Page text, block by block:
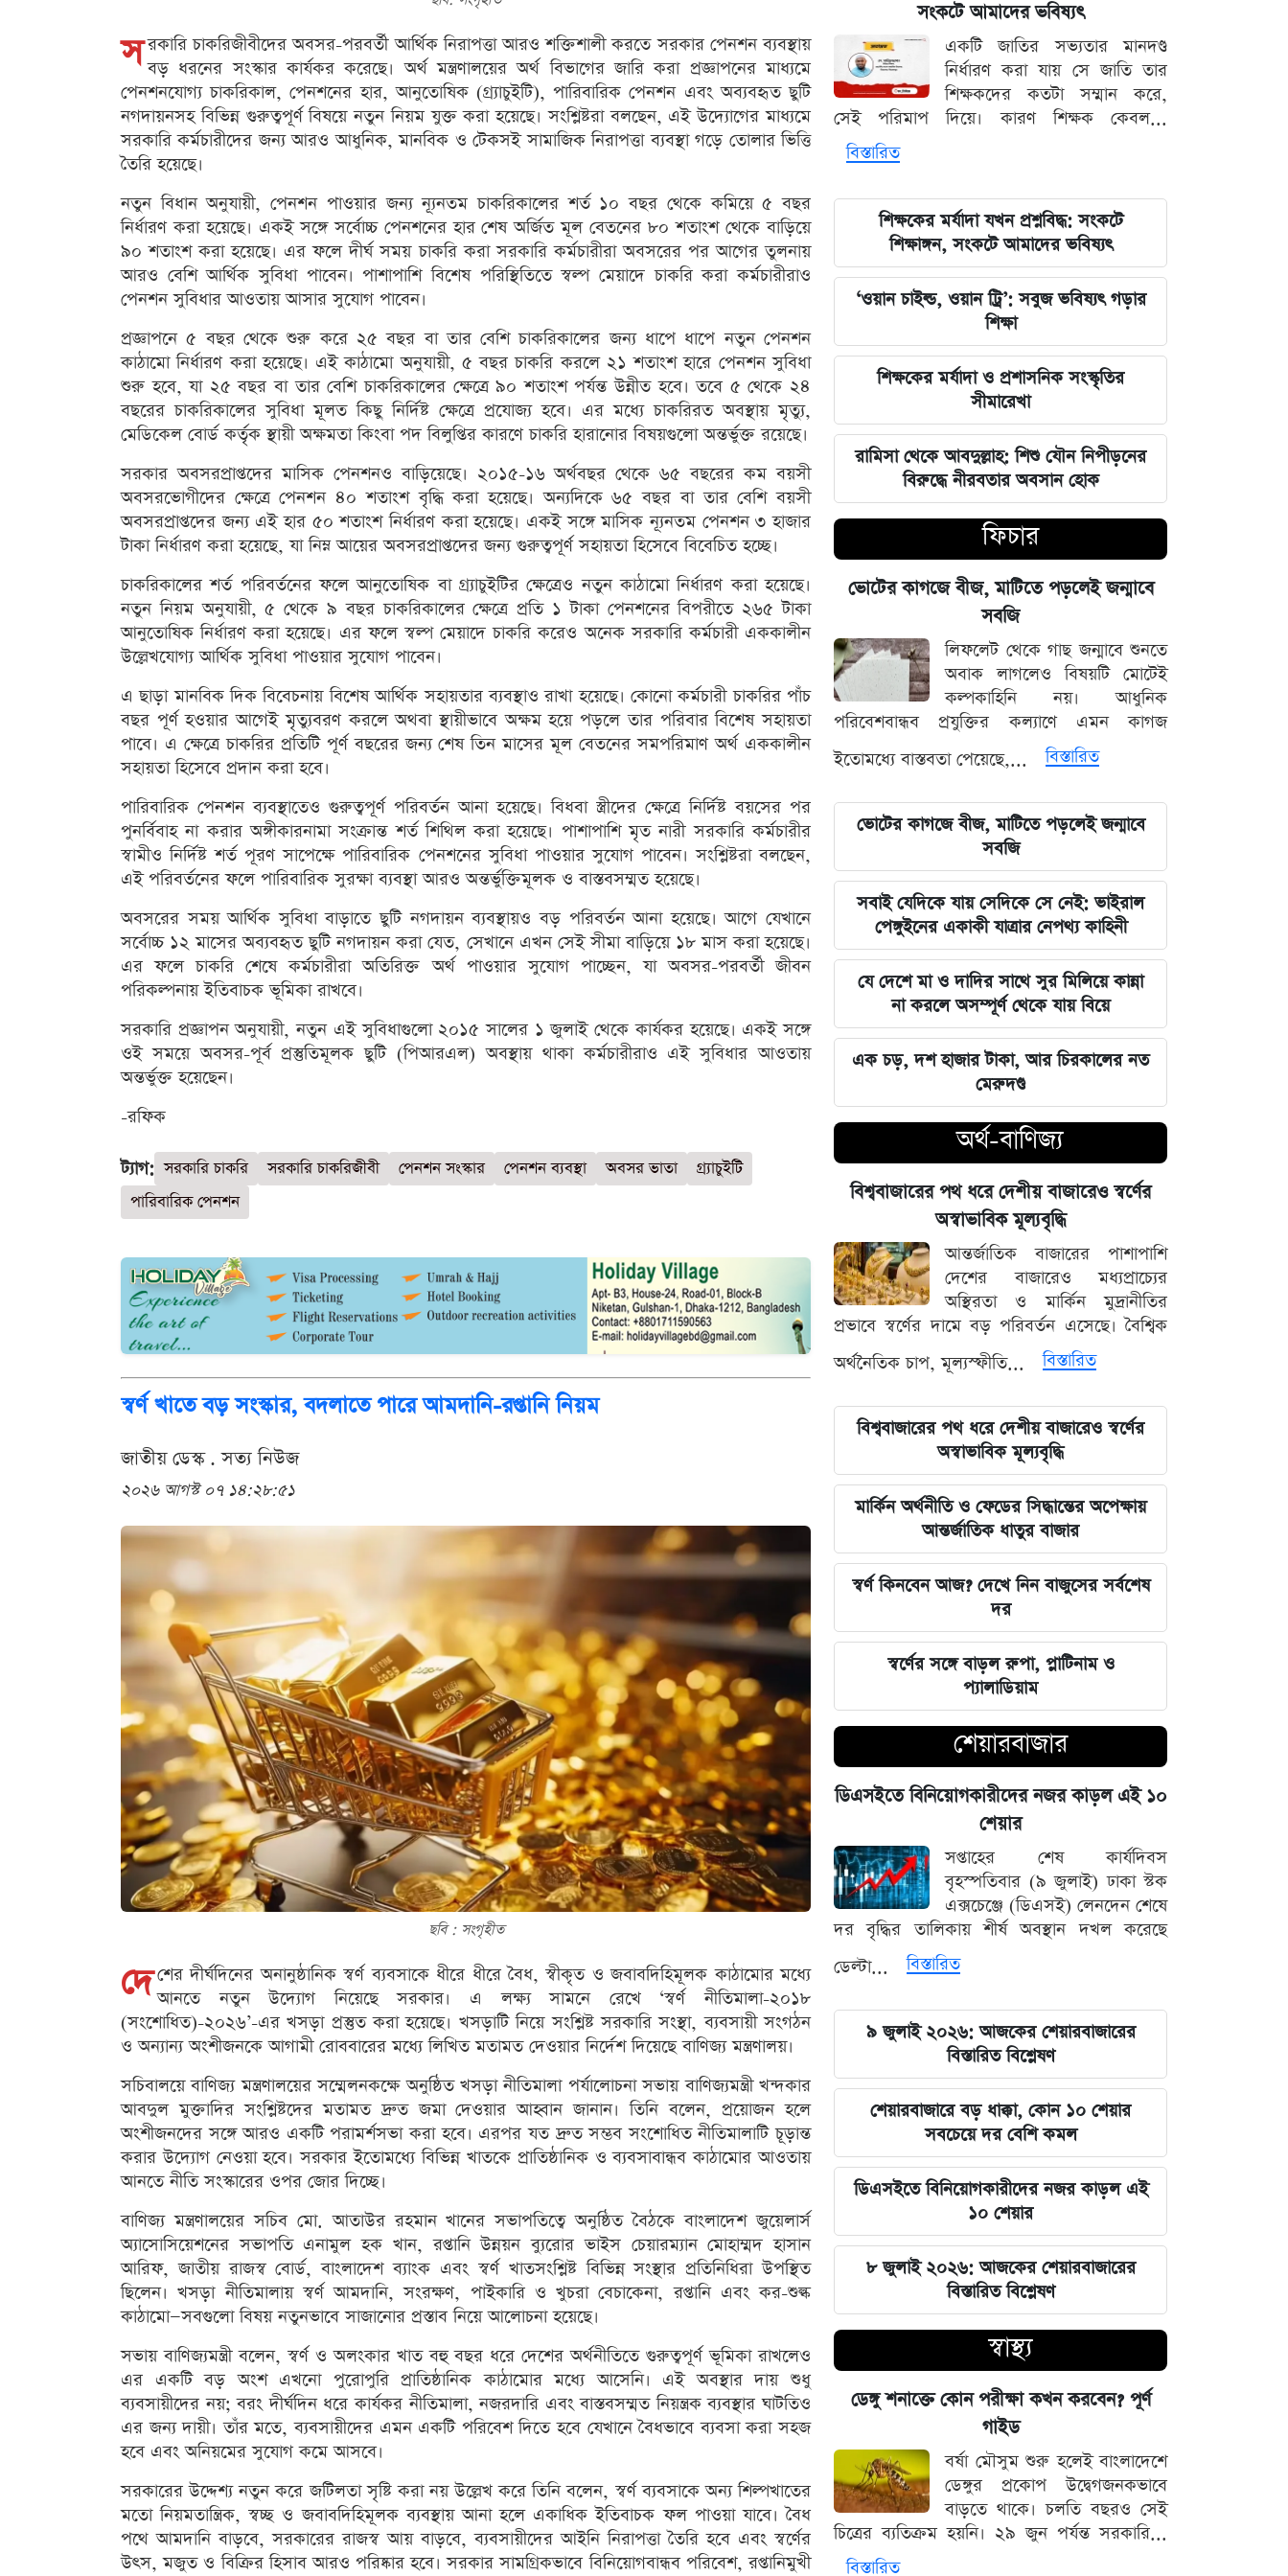
স রকারি চাকরিজীবীদের অবসর-পরবর্তী আর্থিক নিরাপত্তা আরও শক্তিশালী করতে সরকার পেনশন ব্যবস্থায়
বড় ধরনের সংস্কার কার্যকর করেছে। অর্থ মন্ত্রণালয়ের অর্থ বিভাগের জারি করা প্রজ্ঞাপনের মাধ্যমে
পেনশনযোগ্য চাকরিকাল, পেনশনের হার, আনুতোষিক (গ্র্যাচুইটি), পারিবারিক পেনশন এবং অব্যবহৃত ছুটি
নগদায়নসহ বিভিন্ন গুরুত্বপূর্ণ বিষয়ে নতুন নিয়ম যুক্ত করা হয়েছে। সংশ্লিষ্টরা বলছেন, এই উদ্যোগের মাধ্যমে
সরকারি কর্মচারীদের জন্য আরও আধুনিক, মানবিক ও টেকসই সামাজিক নিরাপত্তা ব্যবস্থা গড়ে তোলার ভিত্তি
তৈরি হয়েছে।
নতুন বিধান অনুযায়ী, পেনশন পাওয়ার জন্য ন্যূনতম চাকরিকালের শর্ত ১০ বছর থেকে কমিয়ে ৫ বছর
নির্ধারণ করা হয়েছে। একই সঙ্গে সর্বোচ্চ পেনশনের হার শেষ অর্জিত মূল বেতনের ৮০ শতাংশ থেকে বাড়িয়ে
৯০ শতাংশ করা হয়েছে। এর ফলে দীর্ঘ সময় চাকরি করা সরকারি কর্মচারীরা অবসরের পর আগের তুলনায়
আরও বেশি আর্থিক সুবিধা পাবেন। পাশাপাশি বিশেষ পরিস্থিতিতে স্বল্প মেয়াদে চাকরি করা কর্মচারীরাও
পেনশন সুবিধার আওতায় আসার সুযোগ পাবেন।
প্রজ্ঞাপনে ৫ বছর থেকে শুরু করে ২৫ বছর বা তার বেশি চাকরিকালের জন্য ধাপে ধাপে নতুন পেনশন
কাঠামো নির্ধারণ করা হয়েছে। এই কাঠামো অনুযায়ী, ৫ বছর চাকরি করলে ২১ শতাংশ হারে পেনশন সুবিধা
শুরু হবে, যা ২৫ বছর বা তার বেশি চাকরিকালের ক্ষেত্রে ৯০ শতাংশ পর্যন্ত উন্নীত হবে। তবে ৫ থেকে ২৪
বছরের চাকরিকালের সুবিধা মূলত কিছু নির্দিষ্ট ক্ষেত্রে প্রযোজ্য হবে। এর মধ্যে চাকরিরত অবস্থায় মৃত্যু,
মেডিকেল বোর্ড কর্তৃক স্থায়ী অক্ষমতা কিংবা পদ বিলুপ্তির কারণে চাকরি হারানোর বিষয়গুলো অন্তর্ভুক্ত রয়েছে।
সরকার অবসরপ্রাপ্তদের মাসিক পেনশনও বাড়িয়েছে। ২০১৫-১৬ অর্থবছর থেকে ৬৫ বছরের কম বয়সী
অবসরভোগীদের ক্ষেত্রে পেনশন ৪০ শতাংশ বৃদ্ধি করা হয়েছে। অন্যদিকে ৬৫ বছর বা তার বেশি বয়সী
অবসরপ্রাপ্তদের জন্য এই হার ৫০ শতাংশ নির্ধারণ করা হয়েছে। একই সঙ্গে মাসিক ন্যূনতম পেনশন ৩ হাজার
টাকা নির্ধারণ করা হয়েছে, যা নিম্ন আয়ের অবসরপ্রাপ্তদের জন্য গুরুত্বপূর্ণ সহায়তা হিসেবে বিবেচিত হচ্ছে।
চাকরিকালের শর্ত পরিবর্তনের ফলে আনুতোষিক বা গ্র্যাচুইটির ক্ষেত্রেও নতুন কাঠামো নির্ধারণ করা হয়েছে।
নতুন নিয়ম অনুযায়ী, ৫ থেকে ৯ বছর চাকরিকালের ক্ষেত্রে প্রতি ১ টাকা পেনশনের বিপরীতে ২৬৫ টাকা
আনুতোষিক নির্ধারণ করা হয়েছে। এর ফলে স্বল্প মেয়াদে চাকরি করেও অনেক সরকারি কর্মচারী এককালীন
উল্লেখযোগ্য আর্থিক সুবিধা পাওয়ার সুযোগ পাবেন।
এ ছাড়া মানবিক দিক বিবেচনায় বিশেষ আর্থিক সহায়তার ব্যবস্থাও রাখা হয়েছে। কোনো কর্মচারী চাকরির পাঁচ
বছর পূর্ণ হওয়ার আগেই মৃত্যুবরণ করলে অথবা স্থায়ীভাবে অক্ষম হয়ে পড়লে তার পরিবার বিশেষ সহায়তা
পাবে। এ ক্ষেত্রে চাকরির প্রতিটি পূর্ণ বছরের জন্য শেষ তিন মাসের মূল বেতনের সমপরিমাণ অর্থ এককালীন
সহায়তা হিসেবে প্রদান করা হবে।
পারিবারিক পেনশন ব্যবস্থাতেও গুরুত্বপূর্ণ পরিবর্তন আনা হয়েছে। বিধবা স্ত্রীদের ক্ষেত্রে নির্দিষ্ট বয়সের পর
পুনর্বিবাহ না করার অঙ্গীকারনামা সংক্রান্ত শর্ত শিথিল করা হয়েছে। পাশাপাশি মৃত নারী সরকারি কর্মচারীর
স্বামীও নির্দিষ্ট শর্ত পূরণ সাপেক্ষে পারিবারিক পেনশনের সুবিধা পাওয়ার সুযোগ পাবেন। সংশ্লিষ্টরা বলছেন,
এই পরিবর্তনের ফলে পারিবারিক সুরক্ষা ব্যবস্থা আরও অন্তর্ভুক্তিমূলক ও বাস্তবসম্মত হয়েছে।
অবসরের সময় আর্থিক সুবিধা বাড়াতে ছুটি নগদায়ন ব্যবস্থায়ও বড় পরিবর্তন আনা হয়েছে। আগে যেখানে
সর্বোচ্চ ১২ মাসের অব্যবহৃত ছুটি নগদায়ন করা যেত, সেখানে এখন সেই সীমা বাড়িয়ে ১৮ মাস করা হয়েছে।
এর ফলে চাকরি শেষে কর্মচারীরা অতিরিক্ত অর্থ পাওয়ার সুযোগ পাচ্ছেন, যা অবসর-পরবর্তী জীবন
পরিকল্পনায় ইতিবাচক ভূমিকা রাখবে।
সরকারি প্রজ্ঞাপন অনুযায়ী, নতুন এই সুবিধাগুলো ২০১৫ সালের ১ জুলাই থেকে কার্যকর হয়েছে। একই সঙ্গে
ওই সময়ে অবসর-পূর্ব প্রস্তুতিমূলক ছুটি (পিআরএল) অবস্থায় থাকা কর্মচারীরাও এই সুবিধার আওতায়
অন্তর্ভুক্ত হয়েছেন।
-রফিক
ট্যাগ: সরকারি চাকরি সরকারি চাকরিজীবী পেনশন সংস্কার পেনশন ব্যবস্থা অবসর ভাতা
গ্র্যাচুইটি
পারিবারিক পেনশন
স্বর্ণ খাতে বড় সংস্কার, বদলাতে পারে আমদানি-রপ্তানি নিয়ম
জাতীয় ডেস্ক . সত্য নিউজ
২০২৬ আগস্ট ০৭ ১৪:২৮:৫১
ছবি : সংগৃহীত
দে শের দীর্ঘদিনের অনানুষ্ঠানিক স্বর্ণ ব্যবসাকে ধীরে ধীরে বৈধ, স্বীকৃত ও জবাবদিহিমূলক কাঠামোর মধ্যে
আনতে নতুন উদ্যোগ নিয়েছে সরকার। এ লক্ষ্য সামনে রেখে ‘স্বর্ণ নীতিমালা-২০১৮
(সংশোধিত)-২০২৬’-এর খসড়া প্রস্তুত করা হয়েছে। খসড়াটি নিয়ে সংশ্লিষ্ট সরকারি সংস্থা, ব্যবসায়ী সংগঠন
ও অন্যান্য অংশীজনকে আগামী রোববারের মধ্যে লিখিত মতামত দেওয়ার নির্দেশ দিয়েছে বাণিজ্য মন্ত্রণালয়।
সচিবালয়ে বাণিজ্য মন্ত্রণালয়ের সম্মেলনকক্ষে অনুষ্ঠিত খসড়া নীতিমালা পর্যালোচনা সভায় বাণিজ্যমন্ত্রী খন্দকার
আবদুল মুক্তাদির সংশ্লিষ্টদের মতামত দ্রুত জমা দেওয়ার আহ্বান জানান। তিনি বলেন, প্রয়োজন হলে
অংশীজনদের সঙ্গে আরও একটি পরামর্শসভা করা হবে। এরপর যত দ্রুত সম্ভব সংশোধিত নীতিমালাটি চূড়ান্ত
করার উদ্যোগ নেওয়া হবে। সরকার ইতোমধ্যে বিভিন্ন খাতকে প্রাতিষ্ঠানিক ও ব্যবসাবান্ধব কাঠামোর আওতায়
আনতে নীতি সংস্কারের ওপর জোর দিচ্ছে।
বাণিজ্য মন্ত্রণালয়ের সচিব মো. আতাউর রহমান খানের সভাপতিত্বে অনুষ্ঠিত বৈঠকে বাংলাদেশ জুয়েলার্স
অ্যাসোসিয়েশনের সভাপতি এনামুল হক খান, রপ্তানি উন্নয়ন ব্যুরোর ভাইস চেয়ারম্যান মোহাম্মদ হাসান
আরিফ, জাতীয় রাজস্ব বোর্ড, বাংলাদেশ ব্যাংক এবং স্বর্ণ খাতসংশ্লিষ্ট বিভিন্ন সংস্থার প্রতিনিধিরা উপস্থিত
ছিলেন। খসড়া নীতিমালায় স্বর্ণ আমদানি, সংরক্ষণ, পাইকারি ও খুচরা বেচাকেনা, রপ্তানি এবং কর-শুল্ক
কাঠামো—সবগুলো বিষয় নতুনভাবে সাজানোর প্রস্তাব নিয়ে আলোচনা হয়েছে।
সভায় বাণিজ্যমন্ত্রী বলেন, স্বর্ণ ও অলংকার খাত বহু বছর ধরে দেশের অর্থনীতিতে গুরুত্বপূর্ণ ভূমিকা রাখলেও
এর একটি বড় অংশ এখনো পুরোপুরি প্রাতিষ্ঠানিক কাঠামোর মধ্যে আসেনি। এই অবস্থার দায় শুধু
ব্যবসায়ীদের নয়; বরং দীর্ঘদিন ধরে কার্যকর নীতিমালা, নজরদারি এবং বাস্তবসম্মত নিয়ন্ত্রক ব্যবস্থার ঘাটতিও
এর জন্য দায়ী। তাঁর মতে, ব্যবসায়ীদের এমন একটি পরিবেশ দিতে হবে যেখানে বৈধভাবে ব্যবসা করা সহজ
হবে এবং অনিয়মের সুযোগ কমে আসবে।
সরকারের উদ্দেশ্য নতুন করে জটিলতা সৃষ্টি করা নয় উল্লেখ করে তিনি বলেন, স্বর্ণ ব্যবসাকে অন্য শিল্পখাতের
মতো নিয়মতান্ত্রিক, স্বচ্ছ ও জবাবদিহিমূলক ব্যবস্থায় আনা হলে একাধিক ইতিবাচক ফল পাওয়া যাবে। বৈধ
পথে আমদানি বাড়বে, সরকারের রাজস্ব আয় বাড়বে, ব্যবসায়ীদের আইনি নিরাপত্তা তৈরি হবে এবং স্বর্ণের
উৎস, মজুত ও বিক্রির হিসাব আরও পরিষ্কার হবে। সরকার সামগ্রিকভাবে বিনিয়োগবান্ধব পরিবেশ, রপ্তানিমুখী
দেশের নিরাপত্তা ব্যবস্থাপনায় আসছে বড়
পরিবর্তন, নতুন আইনের রূপরেখা প্রকাশ
আওয়ামী লীগ আমাদের শত্রু নয় মিত্র, তারা
বিএনপির সঙ্গে মিশে যাবে: নাছির চৌধুরী
ঘরে বসেই যেভাবে জানবেন এসএসসির
ফলাফল, ১০ আগস্ট প্রকাশের ঘোষণা
মার্কিন ইমিগ্রেশন সার্ভিস বিভাগে বড়
পরিবর্তন, প্রবাসীদের জন্য জরুরি বার্তা
২০২৩ সালের ইসরায়েলি হামলার ক্ষত:
আড়াই বছর পর উদ্ধার ৪০ শিশুর
দেহাবশেষ
জুলাই শহীদদের কবর বাঁধানোর বরাদ্দও
মেরে খেয়েছে অন্তর্বর্তী সরকার: ইশরাক
হোসেন
শেয়ারবাজারে আর্থিক কেলেঙ্কারির তদন্তের
বড় আপডেট জানাল দুদক
যুদ্ধের বড় প্রস্তুতি নিচ্ছে ইরান, আকাশ
প্রতিরক্ষা ও অস্ত্র ব্যবস্থার ব্যাপক
আধুনিকায়ন
চার বিভাগে দুর্যোগপূর্ণ আবহাওয়ার আশঙ্কায়
আবহাওয়া দপ্তরের বিশেষ সতর্কতা
হাসিনাকে মাইক দেওয়ায় ভারতকে
কাঠগড়ায় তুললেন সালাহউদ্দিন
বিশ্ববাজারের পথ ধরে দেশীয় বাজারেও
স্বর্ণের অস্বাভাবিক মূল্যবৃদ্ধি
গ্যাস ও বিদ্যুৎ সংকট মোকাবিলায় নতুন
আশার খবর দিলেন জ্বালানিমন্ত্রী
নদীদূষণ দূর করতে না পারলে ভবিষ্যৎ
প্রজন্মের কাছে জবাব দিতে হবে: প্রধানমন্ত্রী
তারেক রহমান
ফ্যাসিবাদবিরোধী সব শক্তির জাতীয় ঐক্য
বজায় রাখা এখন সময়ের দাবি: মাহদী
আমিন
ইতিহাসের মালিকানা কারও একার নয়, ৫
আগস্টের বিজয় সাধারণ মানুষের: সাইদুর
রহমান লিটল
দেবিদ্বার ম্যানেজিং কমিটির সভাপতি
নির্বাচিত মিজানুর রহমান মাস্টার
জুলাইয়ের চেতনাকে হৃদয়ে ধারণ করতে
হবে, যেন তা হারিয়ে না যায়: ভারপ্রাপ্ত
রাষ্ট্রপতি
ভারত সরকারের আলটিমেটামের মুখে
নতিস্বীকার, ভুল স্বীকার করল মেটা
লঙ্কা প্রিমিয়ার লিগে ভারতীয় কিংবদন্তির
আগমন, মালিকানায় বড় চমক
জুলাই কার-এ নিয়ে বিভাজন করলে অর্জন
হারিয়ে যাবে: স্বরাষ্ট্রমন্ত্রী
আগামী ৪৮ ঘণ্টার আবহাওয়ার চিত্র: ঝোড়ো
বৃষ্টি নিয়ে সতর্কবার্তা
'মানুষ ভোট দিয়ে এমপি বানিয়েছে,
বিএনপিকে সত্য মেনে নিতে হবে': রুমিন
ফারহানা
৫ আগস্টের ভরদুপুরে দেশত্যাগ: গণভবন
থেকে ভারতের ফ্লাইট পর্যন্ত যা ঘটেছিল
ভারতপ্রেমী হলে দাগি আসামির অপরাধও
চোখ এড়িয়ে যায় দিল্লির: রুহুল কবির
রিজভী
বাংলাদেশ আর কোনো দেশের 'ক্লায়েন্ট স্টেট'
থাকবে না: পররাষ্ট্রমন্ত্রী ড. খলিলুর রহমান
এক ক্লিকেই ফোন-ল্যাপটপের নিয়ন্ত্রণ নিচ্ছে
হ্যাকাররা, পপ-আপ আপডেট নিয়ে কড়া
হুঁশিয়ারি
চাঁদের পৃষ্ঠে ফ্যালকন-৯ রকেটের
অনাকাঙ্ক্ষিত আঘাত
আবু সাঈদের ছবি ছাড়া কোনো ডকুমেন্টারি
হতে পারে না: ভারপ্রাপ্ত রাষ্ট্রপতি হাফিজ
উদ্দিন
জুলাই স্মৃতি জাদুঘর উদ্বোধন করলেন
প্রধানমন্ত্রী তারেক রহমান
মার্কিন ক্ষেপণাস্ত্র মজুত নিয়ে নতুন তথ্য, কী
সংকটে আমাদের ভবিষ্যৎ
একটি জাতির সভ্যতার মানদণ্ড
নির্ধারণ করা যায় সে জাতি তার
শিক্ষকদের কতটা সম্মান করে,
সেই পরিমাপ দিয়ে। কারণ শিক্ষক কেবল...
বিস্তারিত
শিক্ষকের মর্যাদা যখন প্রশ্নবিদ্ধ: সংকটে
শিক্ষাঙ্গন, সংকটে আমাদের ভবিষ্যৎ
‘ওয়ান চাইল্ড, ওয়ান ট্রি’: সবুজ ভবিষ্যৎ গড়ার
শিক্ষা
শিক্ষকের মর্যাদা ও প্রশাসনিক সংস্কৃতির
সীমারেখা
রামিসা থেকে আবদুল্লাহ: শিশু যৌন নিপীড়নের
বিরুদ্ধে নীরবতার অবসান হোক
ফিচার
ভোটের কাগজে বীজ, মাটিতে পড়লেই জন্মাবে
সবজি
লিফলেট থেকে গাছ জন্মাবে শুনতে
অবাক লাগলেও বিষয়টি মোটেই
কল্পকাহিনি নয়। আধুনিক
পরিবেশবান্ধব প্রযুক্তির কল্যাণে এমন কাগজ
ইতোমধ্যে বাস্তবতা পেয়েছে,...
বিস্তারিত
ভোটের কাগজে বীজ, মাটিতে পড়লেই জন্মাবে
সবজি
সবাই যেদিকে যায় সেদিকে সে নেই: ভাইরাল
পেঙ্গুইনের একাকী যাত্রার নেপথ্য কাহিনী
যে দেশে মা ও দাদির সাথে সুর মিলিয়ে কান্না
না করলে অসম্পূর্ণ থেকে যায় বিয়ে
এক চড়, দশ হাজার টাকা, আর চিরকালের নত
মেরুদণ্ড
অর্থ-বাণিজ্য
বিশ্ববাজারের পথ ধরে দেশীয় বাজারেও স্বর্ণের
অস্বাভাবিক মূল্যবৃদ্ধি
আন্তর্জাতিক বাজারের পাশাপাশি
দেশের বাজারেও মধ্যপ্রাচ্যের
অস্থিরতা ও মার্কিন মুদ্রানীতির
প্রভাবে স্বর্ণের দামে বড় পরিবর্তন এসেছে। বৈশ্বিক
অর্থনৈতিক চাপ, মূল্যস্ফীতি...
বিস্তারিত
বিশ্ববাজারের পথ ধরে দেশীয় বাজারেও স্বর্ণের
অস্বাভাবিক মূল্যবৃদ্ধি
মার্কিন অর্থনীতি ও ফেডের সিদ্ধান্তের অপেক্ষায়
আন্তর্জাতিক ধাতুর বাজার
স্বর্ণ কিনবেন আজ? দেখে নিন বাজুসের সর্বশেষ
দর
স্বর্ণের সঙ্গে বাড়ল রুপা, প্লাটিনাম ও
প্যালাডিয়াম
শেয়ারবাজার
ডিএসইতে বিনিয়োগকারীদের নজর কাড়ল এই ১০
শেয়ার
সপ্তাহের শেষ কার্যদিবস
বৃহস্পতিবার (৯ জুলাই) ঢাকা স্টক
এক্সচেঞ্জে (ডিএসই) লেনদেন শেষে
দর বৃদ্ধির তালিকায় শীর্ষ অবস্থান দখল করেছে
ডেল্টা...
বিস্তারিত
৯ জুলাই ২০২৬: আজকের শেয়ারবাজারের
বিস্তারিত বিশ্লেষণ
শেয়ারবাজারে বড় ধাক্কা, কোন ১০ শেয়ার
সবচেয়ে দর বেশি কমল
ডিএসইতে বিনিয়োগকারীদের নজর কাড়ল এই
১০ শেয়ার
৮ জুলাই ২০২৬: আজকের শেয়ারবাজারের
বিস্তারিত বিশ্লেষণ
স্বাস্থ্য
ডেঙ্গু শনাক্তে কোন পরীক্ষা কখন করবেন? পূর্ণ
গাইড
বর্ষা মৌসুম শুরু হলেই বাংলাদেশে
ডেঙ্গুর প্রকোপ উদ্বেগজনকভাবে
বাড়তে থাকে। চলতি বছরও সেই
চিত্রের ব্যতিক্রম হয়নি। ২৯ জুন পর্যন্ত সরকারি...
বিস্তারিত